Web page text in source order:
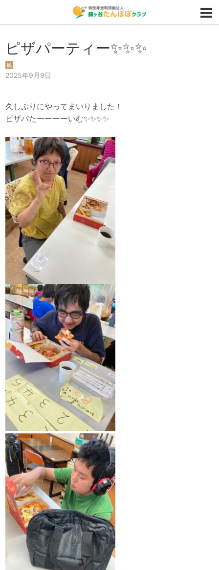
ピザパーティー✨✨✨
楓
2025年9月9日
久しぶりにやってまいりました！
ピザパたーーーーいむ✨✨✨✨